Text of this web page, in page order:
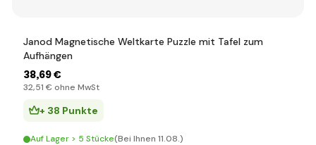
Janod Magnetische Weltkarte Puzzle mit Tafel zum
Aufhängen
38,69 €
32,51 € ohne MwSt
+ 38 Punkte
Auf Lager > 5 Stücke(Bei Ihnen 11.08.)